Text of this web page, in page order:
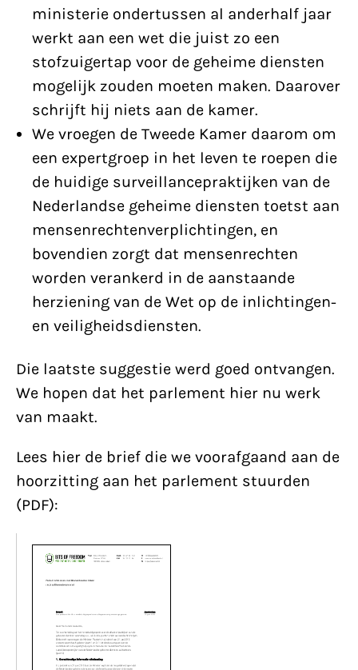
ministerie ondertussen al anderhalf jaar
werkt aan een wet die juist zo een
stofzuigertap voor de geheime diensten
mogelijk zouden moeten maken. Daarover
schrijft hij niets aan de kamer.
We vroegen de Tweede Kamer daarom om
een expertgroep in het leven te roepen die
de huidige surveillancepraktijken van de
Nederlandse geheime diensten toetst aan
mensenrechtenverplichtingen, en
bovendien zorgt dat mensenrechten
worden verankerd in de aanstaande
herziening van de Wet op de inlichtingen-
en veiligheidsdiensten.
Die laatste suggestie werd goed ontvangen.
We hopen dat het parlement hier nu werk
van maakt.
Lees hier de brief die we voorafgaand aan de
hoorzitting aan het parlement stuurden
(PDF):